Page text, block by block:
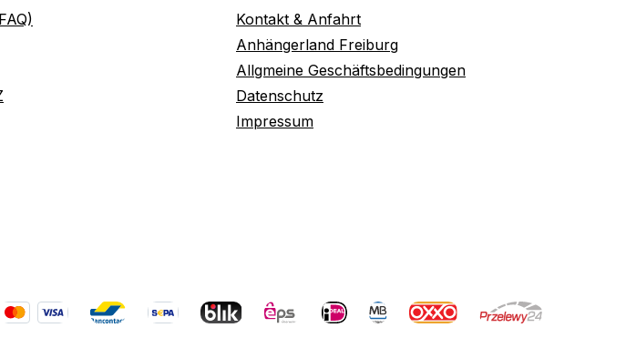
Kontakt & Anfahrt
Anhängerland Freiburg
Allgmeine Geschäftsbedingungen
Datenschutz
Impressum